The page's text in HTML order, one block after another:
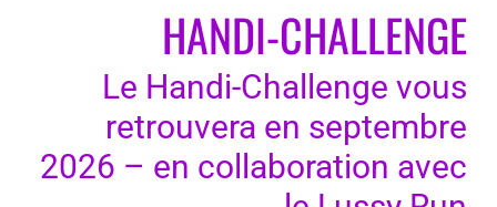
HANDI-CHALLENGE
Le Handi-Challenge vous
retrouvera en septembre
2026 – en collaboration avec